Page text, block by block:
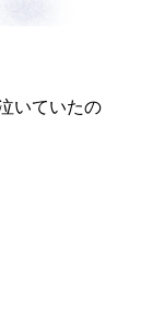
いていたの